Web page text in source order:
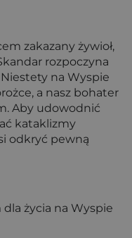
zakazany żywioł,
rozpoczyna
na Wyspie
a nasz bohater
Aby udowodnić
kataklizmy
odkryć pewną
dla życia na Wyspie